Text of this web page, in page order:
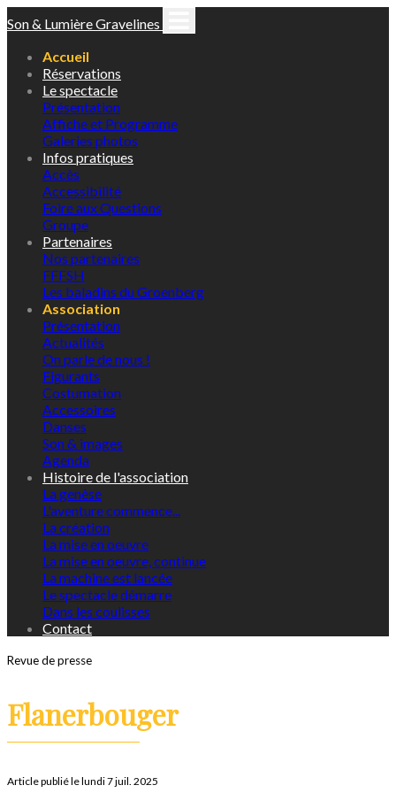
Son & Lumière Gravelines
Accueil
Réservations
Le spectacle
Présentation
Affiche et Programme
Galeries photos
Infos pratiques
Accès
Accessibilité
Foire aux Questions
Groupe
Partenaires
Nos partenaires
FFFSH
Les baladins du Groenberg
Association
Présentation
Actualités
On parle de nous !
Figurants
Costumation
Accessoires
Danses
Son & images
Agenda
Histoire de l'association
La genèse
L'aventure commence...
La création
La mise en oeuvre
La mise en oeuvre, continue
La machine est lancée
Le spectacle démarre
Dans les coulisses
Contact
Revue de presse
Flanerbouger
Article publié le lundi 7 juil. 2025